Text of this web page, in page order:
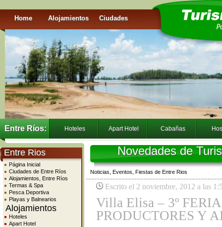
Home Alojamientos Ciudades
Entre Ríos: Hoteles Apart Hotel Cabañas
Entre Rios
Página Inicial
Ciudades de Entre Ríos
Alojamientos, Entre Ríos
Termas & Spa
Pesca Deportiva
Playas y Balnearios
Alojamientos
Hoteles
Apart Hotel
Novedades de
Noticias, Eventos, Fiestas de Entre Rios
Escrito el 2 noviembre, 2012 a las
Villa Elisa – 3º
PRODUCTORES Y